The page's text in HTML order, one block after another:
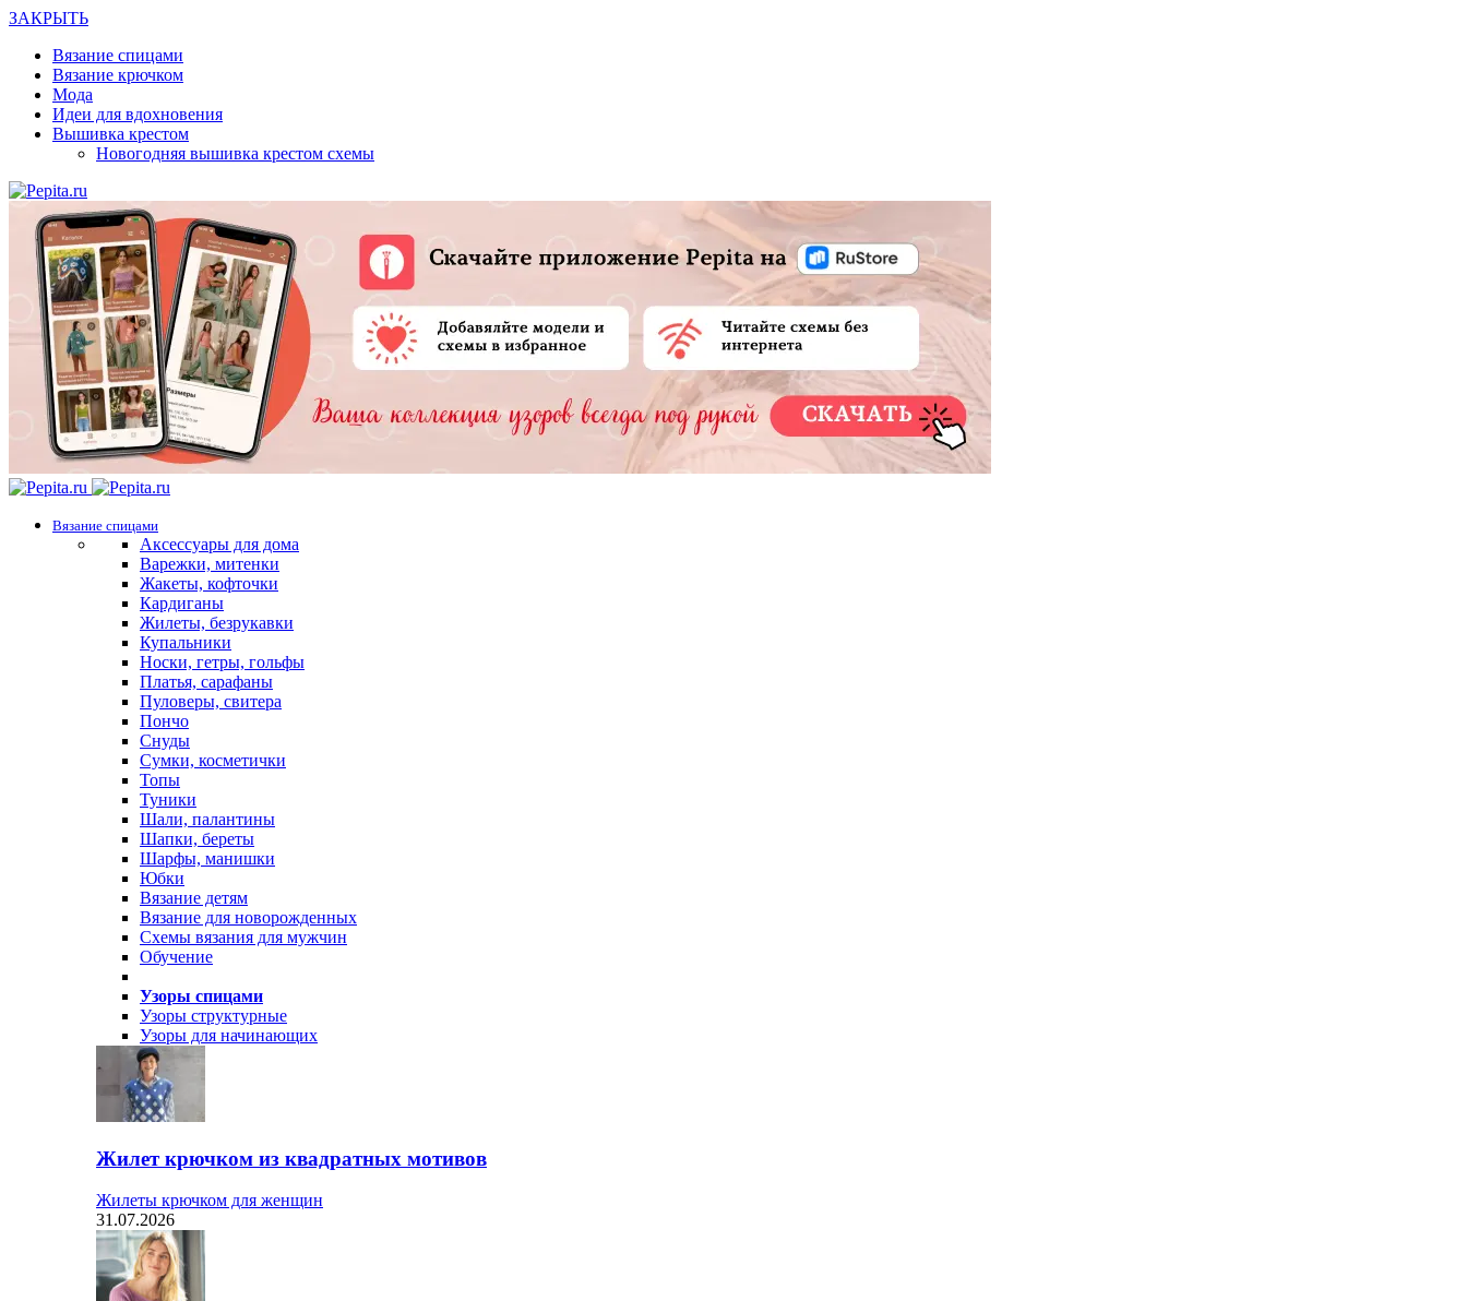
ЗАКРЫТЬ
Вязание спицами
Вязание крючком
Мода
Идеи для вдохновения
Вышивка крестом
Новогодняя вышивка крестом схемы
Вязание спицами
Аксессуары для дома
Варежки, митенки
Жакеты, кофточки
Кардиганы
Жилеты, безрукавки
Купальники
Носки, гетры, гольфы
Платья, сарафаны
Пуловеры, свитера
Пончо
Снуды
Сумки, косметички
Топы
Туники
Шали, палантины
Шапки, береты
Шарфы, манишки
Юбки
Вязание детям
Вязание для новорожденных
Схемы вязания для мужчин
Обучение
Узоры спицами
Узоры структурные
Узоры для начинающих
Жилет крючком из квадратных мотивов
Жилеты крючком для женщин
31.07.2026